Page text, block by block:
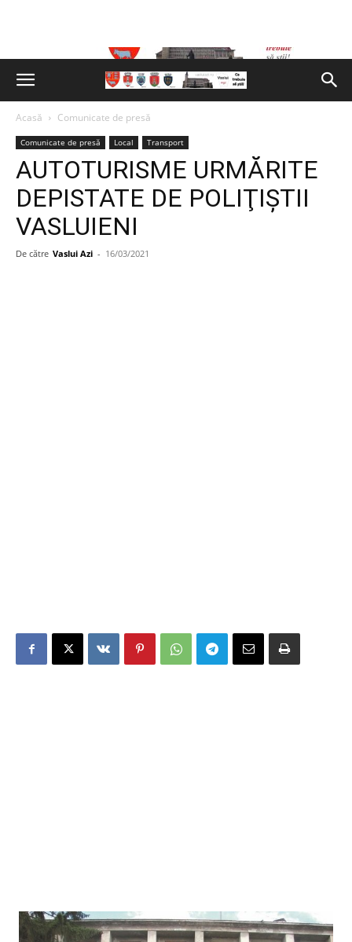
Acasă Comunicate de presă
Comunicate de presă Local Transport
AUTOTURISME URMĂRITE
DEPISTATE DE POLIŢIŞTII
VASLUIENI
De către Vaslui Azi - 16/03/2021